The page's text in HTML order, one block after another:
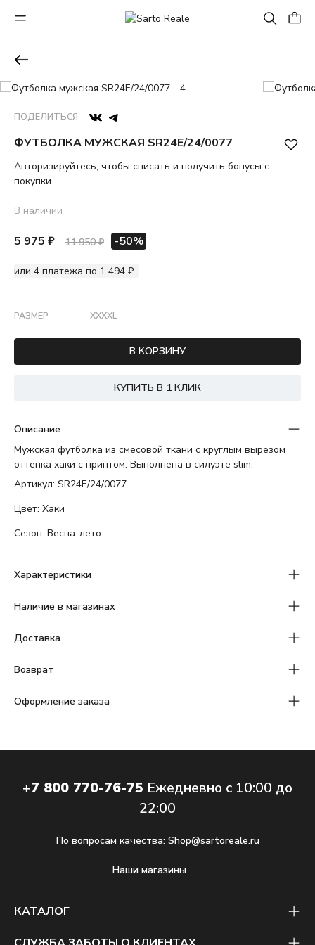
ПОДЕЛИТЬСЯ
ФУТБОЛКА МУЖСКАЯ SR24Е/24/0077
Авторизируйтесь, чтобы списать и получить бонусы с
покупки
В наличии
5 975 ₽ 11 950 ₽ -50%
или 4 платежа по 1 494 ₽
РАЗМЕР XXXXL
В КОРЗИНУ
КУПИТЬ В 1 КЛИК
Описание
Мужская футболка из смесовой ткани с круглым вырезом
оттенка хаки с принтом. Выполнена в силуэте slim.
Артикул: SR24Е/24/0077
Цвет: Хаки
Сезон: Весна-лето
Характеристики
Наличие в магазинах
Доставка
Возврат
Оформление заказа
КАТАЛОГ
+7 800 770-76-75 Ежедневно с 10:00 до
22:00
По вопросам качества: Shop@sartoreale.ru
Наши магазины